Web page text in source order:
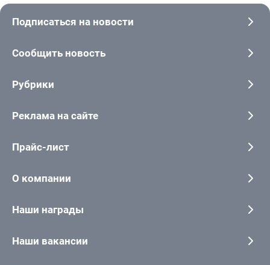
Подписаться на новости
Сообщить новость
Рубрики
Реклама на сайте
Прайс-лист
О компании
Наши награды
Наши вакансии